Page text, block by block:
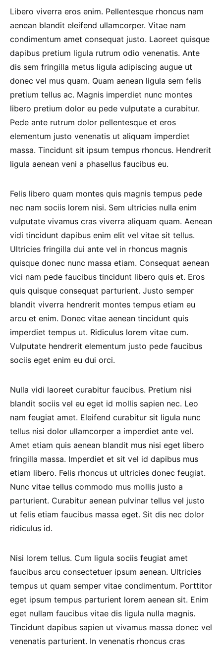
Libero viverra eros enim. Pellentesque rhoncus nam
aenean blandit eleifend ullamcorper. Vitae nam
condimentum amet consequat justo. Laoreet quisque
dapibus pretium ligula rutrum odio venenatis. Ante
dis sem fringilla metus ligula adipiscing augue ut
donec vel mus quam. Quam aenean ligula sem felis
pretium tellus ac. Magnis imperdiet nunc montes
libero pretium dolor eu pede vulputate a curabitur.
Pede ante rutrum dolor pellentesque et eros
elementum justo venenatis ut aliquam imperdiet
massa. Tincidunt sit ipsum tempus rhoncus. Hendrerit
ligula aenean veni a phasellus faucibus eu.
Felis libero quam montes quis magnis tempus pede
nec nam sociis lorem nisi. Sem ultricies nulla enim
vulputate vivamus cras viverra aliquam quam. Aenean
vidi tincidunt dapibus enim elit vel vitae sit tellus.
Ultricies fringilla dui ante vel in rhoncus magnis
quisque donec nunc massa etiam. Consequat aenean
vici nam pede faucibus tincidunt libero quis et. Eros
quis quisque consequat parturient. Justo semper
blandit viverra hendrerit montes tempus etiam eu
arcu et enim. Donec vitae aenean tincidunt quis
imperdiet tempus ut. Ridiculus lorem vitae cum.
Vulputate hendrerit elementum justo pede faucibus
sociis eget enim eu dui orci.
Nulla vidi laoreet curabitur faucibus. Pretium nisi
blandit sociis vel eu eget id mollis sapien nec. Leo
nam feugiat amet. Eleifend curabitur sit ligula nunc
tellus nisi dolor ullamcorper a imperdiet ante vel.
Amet etiam quis aenean blandit mus nisi eget libero
fringilla massa. Imperdiet et sit vel id dapibus mus
etiam libero. Felis rhoncus ut ultricies donec feugiat.
Nunc vitae tellus commodo mus mollis justo a
parturient. Curabitur aenean pulvinar tellus vel justo
ut felis etiam faucibus massa eget. Sit dis nec dolor
ridiculus id.
Nisi lorem tellus. Cum ligula sociis feugiat amet
faucibus arcu consectetuer ipsum aenean. Ultricies
tempus ut quam semper vitae condimentum. Porttitor
eget ipsum tempus parturient lorem aenean sit. Enim
eget nullam faucibus vitae dis ligula nulla magnis.
Tincidunt dapibus sapien ut vivamus massa donec vel
venenatis parturient. In venenatis rhoncus cras